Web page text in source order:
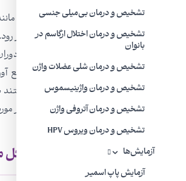
تشخیص و درمان بی‌میلی جنسی
تشخیص و درمان اختلال ارگاسم در
بانوان
تشخیص و درمان شلی عضلات واژن
تشخیص و درمان واژینیسموس
تشخیص و درمان آتروفی واژن
تشخیص و درمان ویروس HPV
آزمایش‌ها
آزمایش پاپ اسمیر
نمونه ادرار می تواند به منظور بررسی علائمی
دیابت بارداریو یا پره اکلامپسی به کار رود.
نحوه انجام آزمایش ادرار: در آزمایش ادرار در
از ادرار تمیز در ظرف پلاستیکی استریل جمع
تست که به دنبال برخی ترکیبات در ادرار
نمونه هم چنین می تواند زیر میکروسکوپ نیز
چرا عفونت ادراری در حاملگی